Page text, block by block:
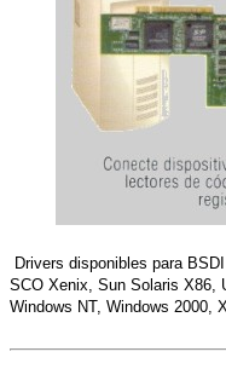
Drivers disponibles para
SCO Xenix, Sun Solaris X86,
Windows NT, Windows 2000,